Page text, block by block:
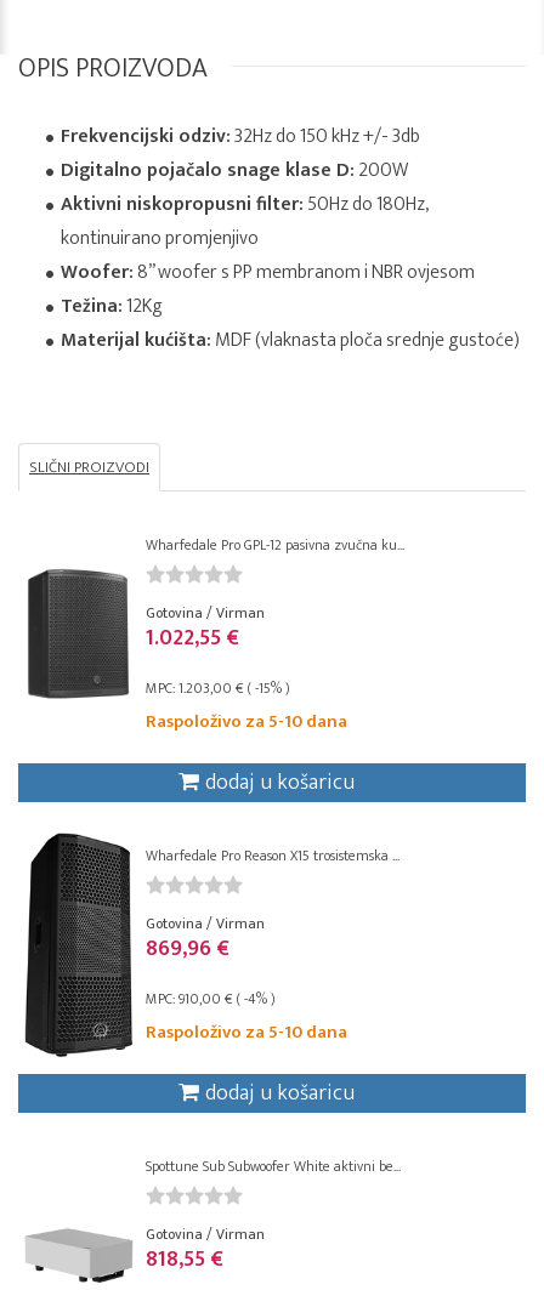
OPIS PROIZVODA
Frekvencijski odziv:32Hz do 150 kHz +/- 3db
Digitalno pojačalo snage klase D:200W
Aktivni niskopropusni filter:50Hz do 180Hz,
kontinuirano promjenjivo
Woofer:8” woofer s PP membranom i NBR ovjesom
Težina:12Kg
Materijal kućišta:MDF (vlaknasta ploča srednje gustoće)
SLIČNI PROIZVODI
Wharfedale Pro GPL-12 pasivna zvučna ku...
Gotovina / Virman
1.022,55 €
MPC: 1.203,00 € ( -15% )
Raspoloživo za 5-10 dana
dodaj u košaricu
Wharfedale Pro Reason X15 trosistemska ...
Gotovina / Virman
869,96 €
MPC: 910,00 € ( -4% )
Raspoloživo za 5-10 dana
dodaj u košaricu
Spottune Sub Subwoofer White aktivni be...
Gotovina / Virman
818,55 €